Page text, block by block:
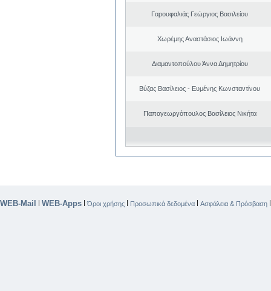
Γαρουφαλιάς Γεώργιος Βασιλείου
Χωρέμης Αναστάσιος Ιωάννη
Διαμαντοπούλου Άννα Δημητρίου
Βύζας Βασίλειος - Ευμένης Κωνσταντίνου
Παπαγεωργόπουλος Βασίλειος Νικήτα
WEB-Mail | WEB-Apps |Όροι χρήσης | Προσωπικά δεδομένα | Ασφάλεια & Πρόσβαση